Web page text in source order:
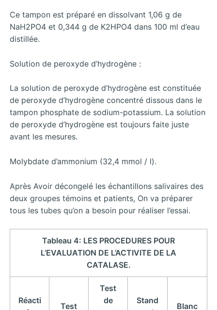
Ce tampon est préparé en dissolvant 1,06 g de
NaH2PO4 et 0,344 g de K2HPO4 dans 100 ml d’eau
distillée.
Solution de peroxyde d’hydrogène :
La solution de peroxyde d’hydrogène est constituée
de peroxyde d’hydrogène concentré dissous dans le
tampon phosphate de sodium-potassium. La solution
de peroxyde d’hydrogène est toujours faite juste
avant les mesures.
Molybdate d’ammonium (32,4 mmol / l).
Après Avoir décongelé les échantillons salivaires des
deux groupes témoins et patients, On va préparer
tous les tubes qu’on a besoin pour réaliser l’essai.
Tableau 4: LES PROCEDURES POUR
L’EVALUATION DE L’ACTIVITE DE LA
CATALASE.
Réacti
Test
Test
de
Stand
Blanc